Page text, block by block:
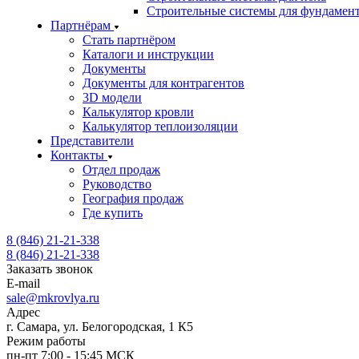
Строительные системы для
Партнёрам
Стать партнёром
Каталоги и инструкции
Документы
Документы для контрагентов
3D модели
Калькулятор кровли
Калькулятор теплоизоляции
Представители
Контакты
Отдел продаж
Руководство
География продаж
Где купить
8 (846) 21-21-338
8 (846) 21-21-338
Заказать звонок
E-mail
sale@mkrovlya.ru
Адрес
г. Самара, ул. Белогородская, 1 К5
Режим работы
пн-пт 7:00 - 15:45 МСК